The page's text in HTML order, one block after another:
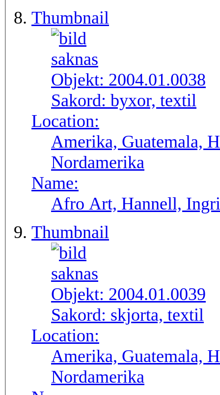
Thumbnail
Objekt: 2004.01.0038
Sakord: byxor, textil
Location:
Amerika, Guatemala,
Nordamerika
Name:
Afro Art, Hannell,
Thumbnail
Objekt: 2004.01.0039
Sakord: skjorta, textil
Location:
Amerika, Guatemala,
Nordamerika